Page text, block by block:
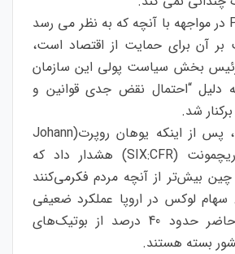
انفعال نسبی PBoC در مواجهه با آنچه که به نظر می رسد
بر آن برای حمایت از اقتصاد است،
بخش سیاست پولی این سازمان
دلیل “احتمال نقض جدی قوانین و
شد.
در سطح شرکت‌ها، پس از اینکه یوهان روپرت(Johann
Rupert)، رئیس ریچمونت (SIX:CFR) هشدار داد که
بیش‌تر از آنچه مردم فکرمی‌کنند
سهام لوکس در اروپا عملکرد ضعیفی
داشتند. در حال حاضر حدود 40 درصد از بوتیک‌های
بسته هستند.